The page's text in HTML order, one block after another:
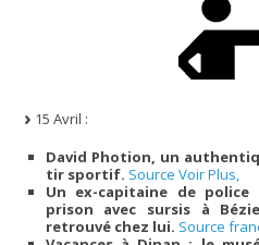
15 Avril :
David Photion, un
tir sportif. Source Voir Plus,
Un ex-capitaine de
prison avec sursis à
retrouvé chez lui. Source